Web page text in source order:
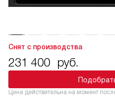
Снят с производства
231 400 руб.
Цена действительна на момент